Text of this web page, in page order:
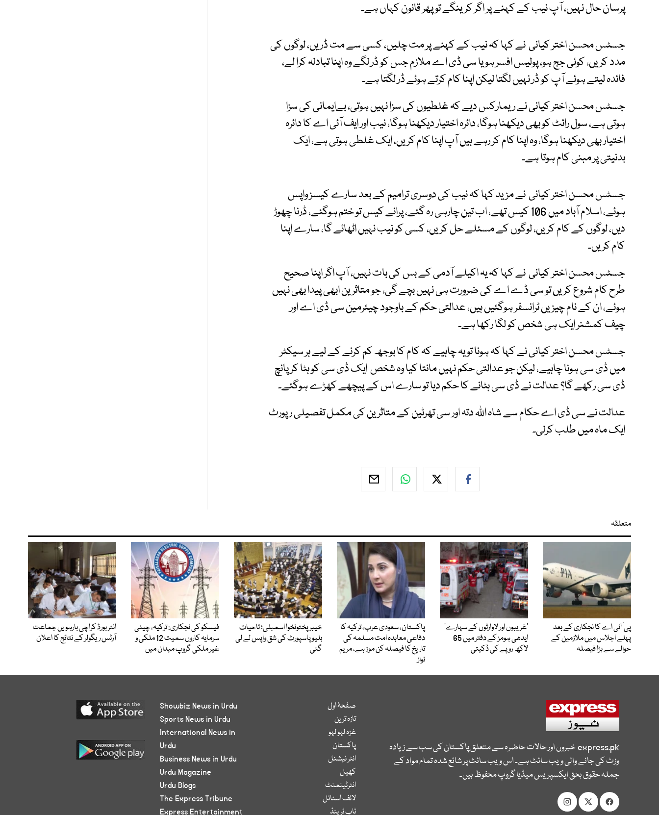
پرسان حال نہیں، آپ نیب کے کہنے پر اگر کرینگے تو پھر قانون کہاں ہے۔
جسٹس محسن اختر کیانی نے کہا کہ نیب کے کہنے پر مت چلیں، کسی سے مت ڈریں، لوگوں کی
مدد کریں، کوئی جج ہو، پولیس افسر ہو یا سی ڈی اے ملازم جس کو ڈر لگے وہ اپنا تبادلہ کرا لے،
فائدہ لیتے ہوئے آپ کو ڈر نہیں لگتا لیکن اپنا کام کرتے ہوئے ڈر لگتا ہے۔
جسٹس محسن اختر کیانی نے ریمارکس دیے کہ غلطیوں کی سزا نہیں ہوتی، بےایمانی کی سزا
ہوتی ہے، سول رائٹ کو بھی دیکھنا ہوگا، دائرہ اختیار دیکھنا ہوگا، نیب اور ایف آئی اے کا دائرہ
اختیار بھی دیکھنا ہوگا، وہ اپنا کام کر رہے ہیں آپ اپنا کام کریں، ایک غلطی ہوتی ہے، ایک
بدنیتی پر مبنی کام ہوتا ہے۔
جسٹس محسن اختر کیانی نے مزید کہا کہ نیب کی دوسری ترامیم کے بعد سارے کیسز واپس
ہوئے، اسلام آباد میں 106 کیس تھے، اب تین چارہی رہ گئے، پرانے کیس تو ختم ہوگئے، ڈرنا چھوڑ
دیں، لوگوں کے کام کریں، لوگوں کے مسئلے حل کریں، کسی کو نیب نہیں اٹھائے گا، سارے اپنا
کام کریں۔
جسٹس محسن اختر کیانی نے کہا کہ یہ اکیلے آدمی کے بس کی بات نہیں، آپ اگر اپنا صحیح
طرح کام شروع کریں تو سی ڈے اے کی ضرورت ہی نہیں بچے گی، جو متاثرین ابھی پیدا بھی نہیں
ہوئے، ان کے نام چیزیں ٹرانسفر ہوگئیں ہیں، عدالتی حکم کے باوجود چیئرمین سی ڈی اے اور
چیف کمشنر ایک ہی شخص کو لگا رکھا ہے۔
جسٹس محسن اختر کیانی نے کہا کہ ہونا تو یہ چاہیے کہ کام کا بوجھ کم کرنے کے لیے ہر سیکٹر
میں ڈی سی ہونا چاہیے، لیکن جو عدالتی حکم نہیں مانتا کیا وہ شخص ایک ڈی سی کو ہٹا کر پانچ
ڈی سی رکھے گا؟ عدالت نے ڈی سی ہٹانے کا حکم دیا تو سارے اس کے پیچھے کھڑے ہوگئے۔
عدالت نے سی ڈی اے حکام سے شاہ اللہ دتہ اور سی تھرٹین کے متاثرین کی مکمل تفصیلی رپورٹ
ایک ماہ میں طلب کرلی۔
متعلقہ
پی آئی اے کا نجکاری کے بعد
پہلے اجلاس میں ملازمین کے
حوالے سے بڑا فیصلہ
’غریبوں اور لاوارثوں کے سہارے‘
ایدھی ہومز کے دفتر میں 65
لاکھ روپے کی ڈکیتی
پاکستان، سعودی عرب، ترکیہ کا
دفاعی معاہدہ امت مسلمہ کی
تاریخ کا فیصلہ کن موڑ ہے، مریم
نواز
خیبرپختونخوا اسمبلی؛ تاحیات
بلیو پاسپورٹ کی شق واپس لے لی
گئی
فیسکو کی نجکاری: ترکیہ، چینی
سرمایہ کاروں سمیت 12 ملکی و
غیر ملکی گروپ میدان میں
انٹر بورڈ کراچی بارہویں جماعت
آرٹس ریگولر کے نتائج کا اعلان
express.pkخبروں اور حالات حاضرہ سے متعلق پاکستان کی سب سے زیادہ
وزٹ کی جانے والی ویب سائٹ ہے۔ اس ویب سائٹ پر شائع شدہ تمام مواد کے
جملہ حقوق بحق ایکسپریس میڈیا گروپ محفوظ ہیں۔
صفحۂ اول
تازہ ترین
غزہ لہو لہو
پاکستان
انٹر نیشنل
کھیل
انٹرٹینمنٹ
لائف اسٹائل
ٹاپ ٹرینڈ
Showbiz News in Urdu
Sports News in Urdu
International News in
Urdu
Business News in Urdu
Urdu Magazine
Urdu Blogs
The Express Tribune
Express Entertainment